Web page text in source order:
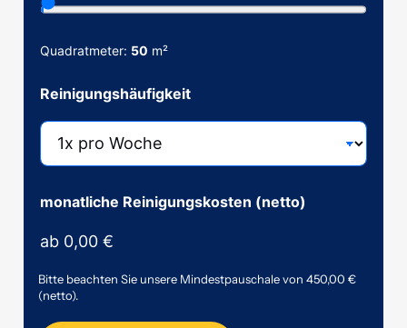
n
g
u
g
h
u
i
k
e
t
R
Quadratmeter: 50 m²
Reinigungshäufigkeit
monatliche Reinigungskosten (netto)
ab 0,00 €
Bitte beachten Sie unsere Mindestpauschale von 450,00 €
(netto).